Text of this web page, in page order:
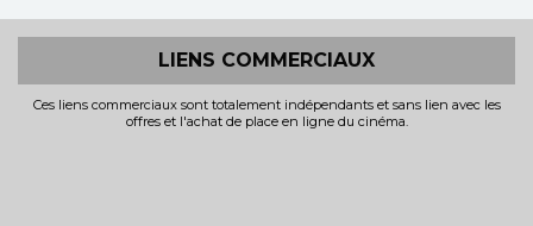
LIENS COMMERCIAUX
Ces liens commerciaux sont totalement indépendants et sans lien avec les
offres et l'achat de place en ligne du cinéma.